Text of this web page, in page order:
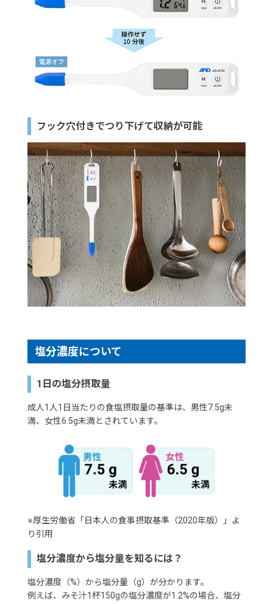
フック穴付きでつり下げて収納が可能
塩分濃度について
1日の塩分摂取量
成人1人1日当たりの食塩摂取量の基準は、男性7.5g未
満、女性6.5g未満とされています。
※厚生労働省「日本人の食事摂取基準（2020年版）」よ
り引用
塩分濃度から塩分量を知るには？
塩分濃度（%）から塩分量（g）が分かります。
例えば、みそ汁1杯150gの塩分濃度が1.2%の場合、塩分